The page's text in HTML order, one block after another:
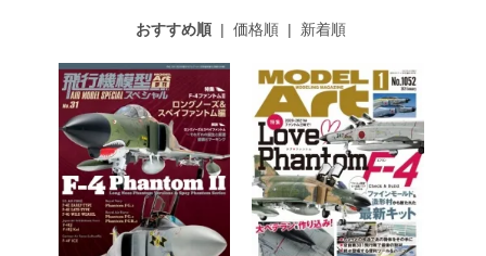
おすすめ順 |価格順 | 新着順